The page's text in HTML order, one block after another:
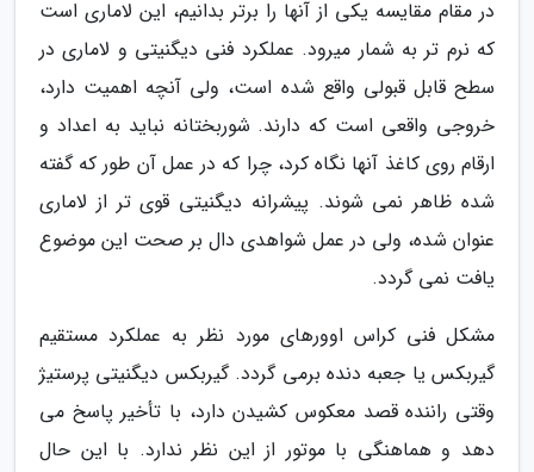
در مقام مقایسه یکی از آنها را برتر بدانیم، این لاماری است
که نرم تر به شمار میرود. عملکرد فنی دیگنیتی و لاماری در
سطح قابل قبولی واقع شده است، ولی آنچه اهمیت دارد،
خروجی واقعی است که دارند. شوربختانه نباید به اعداد و
ارقام روی کاغذ آنها نگاه کرد، چرا که در عمل آن طور که گفته
شده ظاهر نمی شوند. پیشرانه دیگنیتی قوی تر از لاماری
عنوان شده، ولی در عمل شواهدی دال بر صحت این موضوع
یافت نمی گردد.
مشکل فنی کراس اوورهای مورد نظر به عملکرد مستقیم
گیربکس یا جعبه دنده برمی گردد. گیربکس دیگنیتی پرستیژ
وقتی راننده قصد معکوس کشیدن دارد، با تأخیر پاسخ می
دهد و هماهنگی با موتور از این نظر ندارد. با این حال